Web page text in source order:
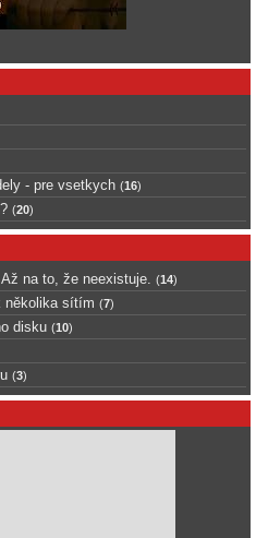
- pre vsetkych (16)
(20)
na to, že neexistuje. (14)
několika sítím (7)
disku (10)
(3)